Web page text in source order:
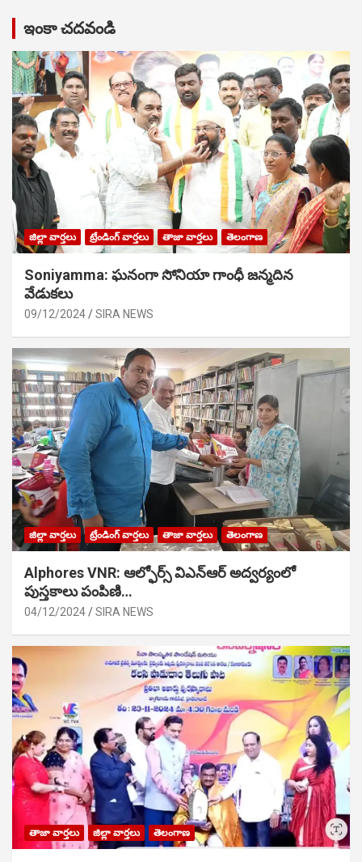
ఇంకా చదవండి
జిల్లా వార్తలు ట్రేండింగ్ వార్తలు తాజా వార్తలు తెలంగాణ
Soniyamma: ఘ‌నంగా సోనియా గాంధీ జ‌న్మ‌దిన
వేడుక‌లు
09/12/2024 SIRA NEWS
జిల్లా వార్తలు ట్రేండింగ్ వార్తలు తాజా వార్తలు తెలంగాణ
Alphores VNR: ఆల్ఫోర్స్ విఎన్ఆర్ అద్వర్యంలో
పుస్తకాలు పంపిణి…
04/12/2024 SIRA NEWS
తాజా వార్తలు జిల్లా వార్తలు తెలంగాణ